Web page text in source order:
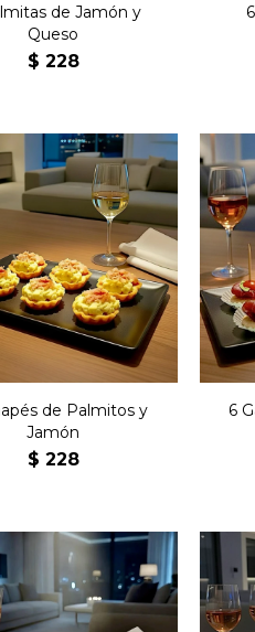
de Jamón y
Queso
$ 228
canastitas de masa
y jamón.
de Palmitos y
Jamón
$ 228
6
mini pitas surtidas
de pollo, atún,